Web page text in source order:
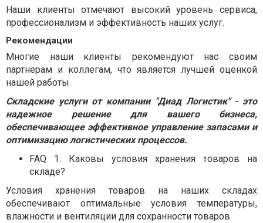
Наши клиенты отмечают высокий уровень сервиса,
профессионализм и эффективность наших услуг.
Рекомендации
Многие наши клиенты рекомендуют нас своим
партнерам и коллегам, что является лучшей оценкой
нашей работы.
Складские услуги от компании "Диад Логистик" - это
надежное решение для вашего бизнеса,
обеспечивающее эффективное управление запасами и
оптимизацию логистических процессов.
FAQ 1: Каковы условия хранения товаров на
складе?
Условия хранения товаров на наших складах
обеспечивают оптимальные условия температуры,
влажности и вентиляции для сохранности товаров.